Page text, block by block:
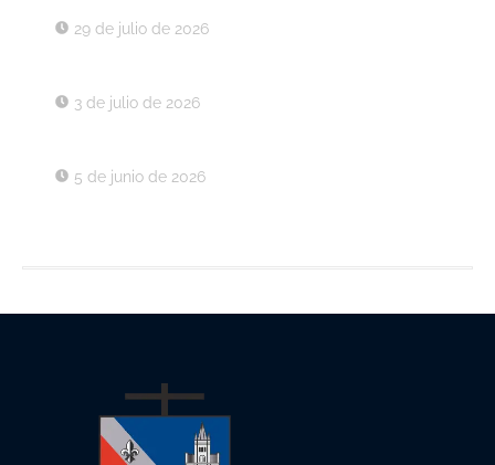
29 de julio de 2026
3 de julio de 2026
5 de junio de 2026